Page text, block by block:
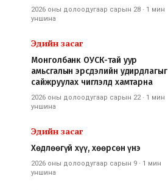
2026 оны долоодугаар сарын 28 · 1 мин
уншина
Эдийн засаг
Монголбанк ОУСК-тай уур
амьсгалын эрсдэлийн удирдлагыг
сайжруулах чиглэлд хамтарна
2026 оны долоодугаар сарын 22· 1 мин
уншина
Эдийн засаг
Хөдлөөгүй хүү, хөөрсөн үнэ
2026 оны долоодугаар сарын 9 · 1 мин
уншина